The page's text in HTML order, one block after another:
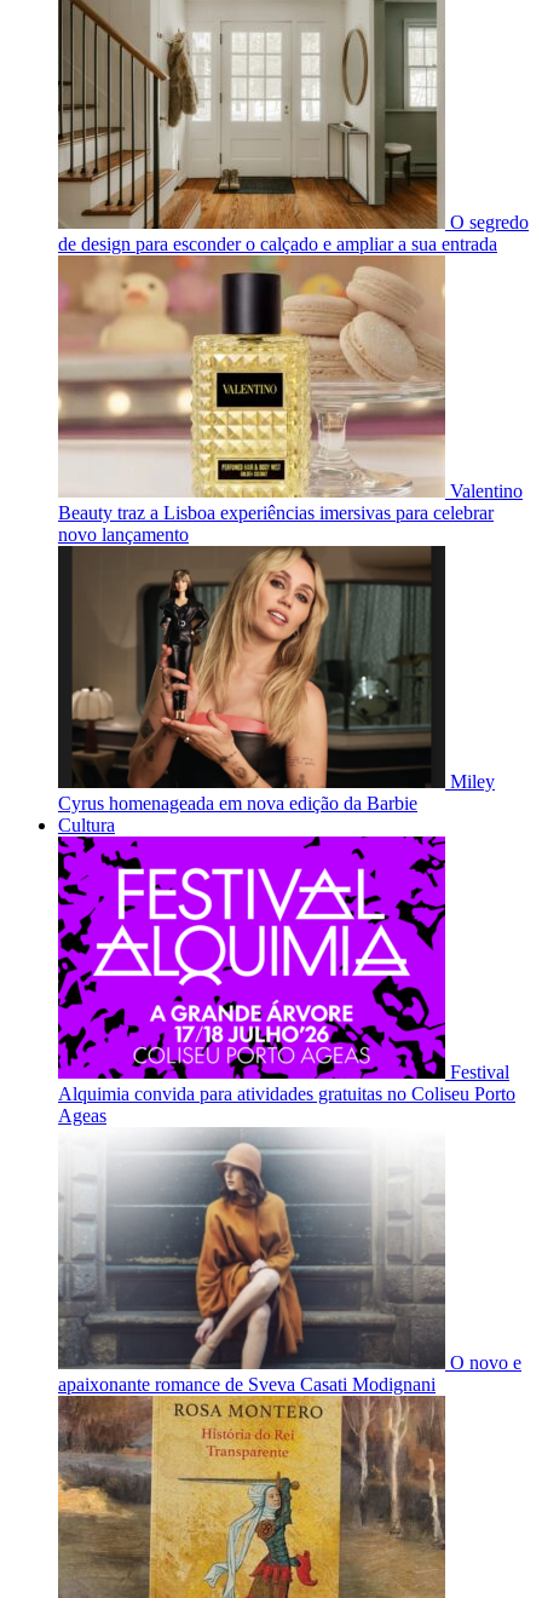
O segredo
de design para esconder o calçado e ampliar a sua entrada
Valentino
Beauty traz a Lisboa experiências imersivas para celebrar
novo lançamento
Miley
Cyrus homenageada em nova edição da Barbie
Cultura
Festival
Alquimia convida para atividades gratuitas no Coliseu Porto
Ageas
O novo e
apaixonante romance de Sveva Casati Modignani